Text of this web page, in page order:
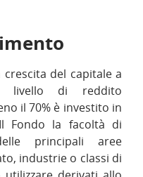
del capitale a
livello di reddito
il 70% è investito in
Fondo la facoltà di
principali aree
industrie o classi di